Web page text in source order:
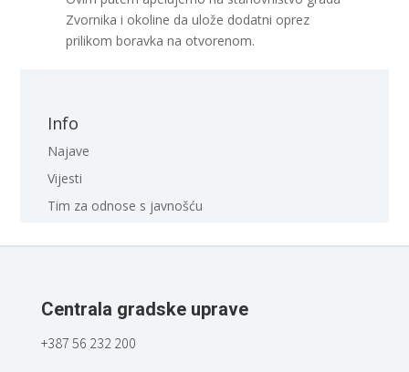
Zvornika i okoline da ulože dodatni oprez
prilikom boravka na otvorenom.
Info
Najave
Vijesti
Tim za odnose s javnošću
Centrala gradske uprave
+387 56 232 200